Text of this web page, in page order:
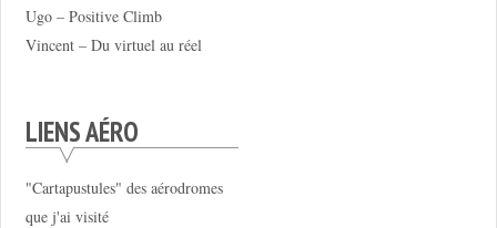
Ugo – Positive Climb
Vincent – Du virtuel au réel
LIENS AÉRO
"Cartapustules" des aérodromes
que j'ai visité